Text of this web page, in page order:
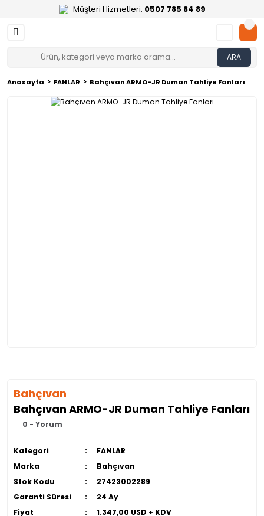
Müşteri Hizmetleri: 0507 785 84 89
ARA
Anasayfa FANLAR Bahçıvan ARMO-JR Duman Tahliye Fanları
Bahçıvan
Bahçıvan ARMO-JR Duman Tahliye Fanları
0 - Yorum
Kategori
FANLAR
Marka
Bahçıvan
Stok Kodu
27423002289
Garanti Süresi
24 Ay
Fiyat
1.347,00 USD + KDV